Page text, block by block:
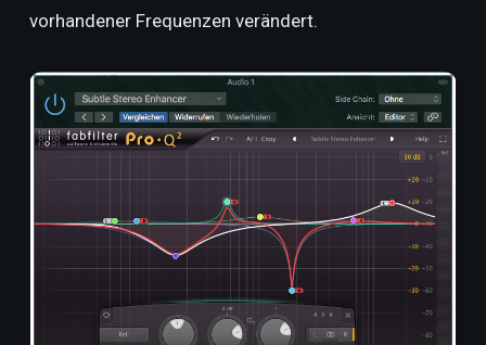
vorhandener Frequenzen verändert.